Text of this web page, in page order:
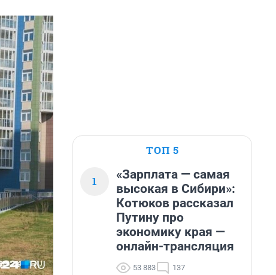
ТОП 5
1
«Зарплата — самая
высокая в Сибири»:
Котюков рассказал
Путину про
экономику края —
онлайн-трансляция
53 883 137